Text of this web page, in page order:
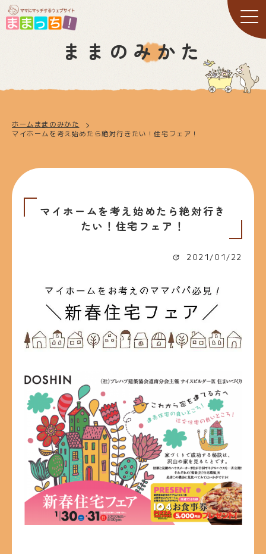
ままのみかた
ホーム ままのみかた
マイホームを考え始めたら絶対行きたい！住宅フェア！
マイホームを考え始めたら絶対行き
たい！住宅フェア！
2021/01/22